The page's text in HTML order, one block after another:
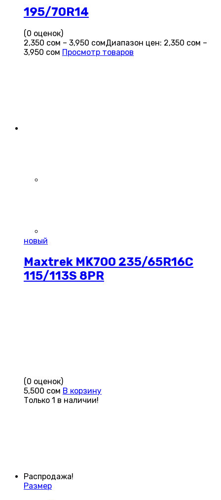
195/70R14
(0 оценок)
2,350 сом – 3,950 сомДиапазон цен: 2,350 сом –
3,950 сом Просмотр товаров
новый
Maxtrek MK700 235/65R16C
115/113S 8PR
(0 оценок)
5,500 сом В корзину
Только 1 в наличии!
Распродажа!
Размер